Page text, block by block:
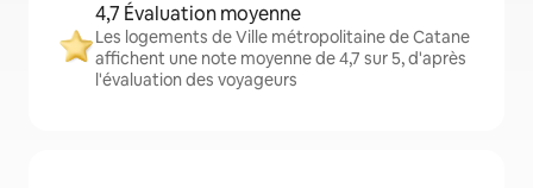
4,7 Évaluation moyenne
Les logements de Ville métropolitaine de Catane
affichent une note moyenne de 4,7 sur 5, d'après
l'évaluation des voyageurs